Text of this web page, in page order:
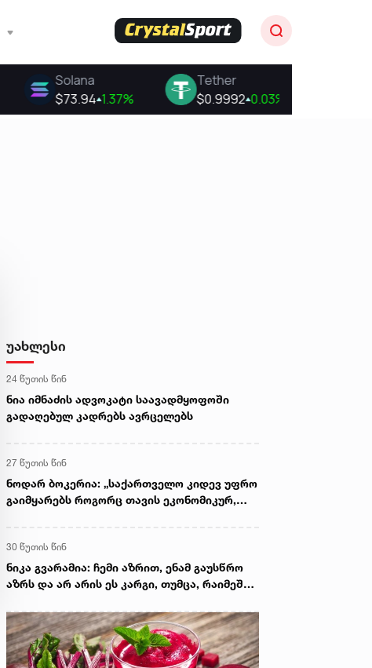
უახლესი
24 წუთის წინ
ნია იმნაძის ადვოკატი საავადმყოფოში
გადაღებულ კადრებს ავრცელებს
27 წუთის წინ
ნოდარ ბოკერია: „საქართველო კიდევ უფრო
გაიმყარებს როგორც თავის ეკონომიკურ,
30 წუთის წინ
ნიკა გვარამია: ჩემი აზრით, ენამ გაუსწრო
აზრს და არ არის ეს კარგი, თუმცა, რაიმეში
პატრიოტიზმია